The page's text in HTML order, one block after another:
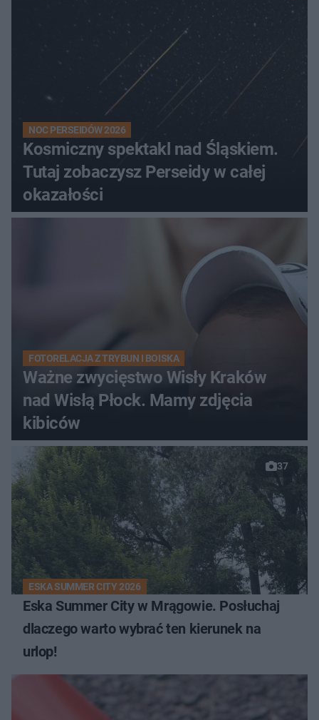
NOC PERSEIDÓW 2026
Kosmiczny spektakl nad Śląskiem.
Tutaj zobaczysz Perseidy w całej
okazałości
FOTORELACJA Z TRYBUN I BOISKA
Ważne zwycięstwo Wisły Kraków
nad Wisłą Płock. Mamy zdjęcia
kibiców
37
ESKA SUMMER CITY 2026
Eska Summer City w Mrągowie. Posłuchaj
dlaczego warto wybrać ten kierunek na
urlop!